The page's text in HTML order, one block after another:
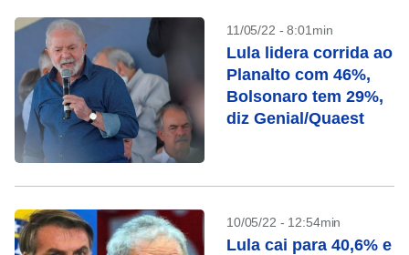
11/05/22 - 8:01min
Lula lidera corrida ao
Planalto com 46%,
Bolsonaro tem 29%,
diz Genial/Quaest
10/05/22 - 12:54min
Lula cai para 40,6% e